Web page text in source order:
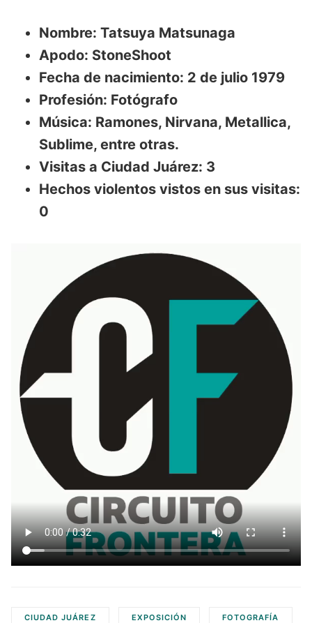
Nombre: Tatsuya Matsunaga
Apodo: StoneShoot
Fecha de nacimiento: 2 de julio 1979
Profesión: Fotógrafo
Música: Ramones, Nirvana, Metallica,
Sublime, entre otras.
Visitas a Ciudad Juárez: 3
Hechos violentos vistos en sus visitas:
0
CIUDAD JUÁREZ EXPOSICIÓN FOTOGRAFÍA